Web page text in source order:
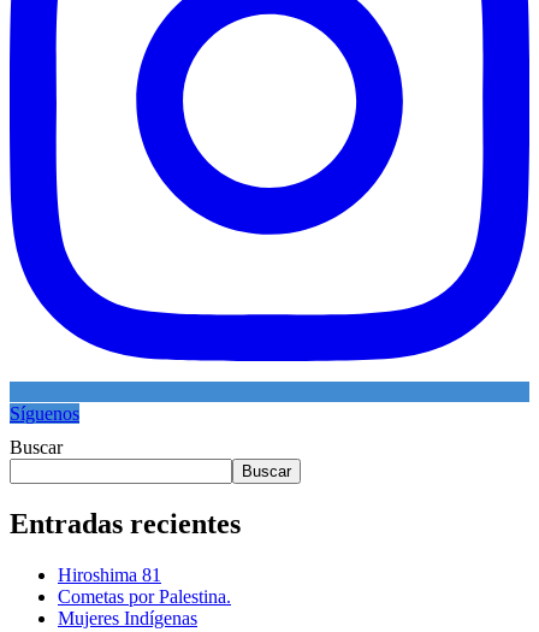
Síguenos
Buscar
Buscar
Entradas recientes
Hiroshima 81
Cometas por Palestina.
Mujeres Indígenas